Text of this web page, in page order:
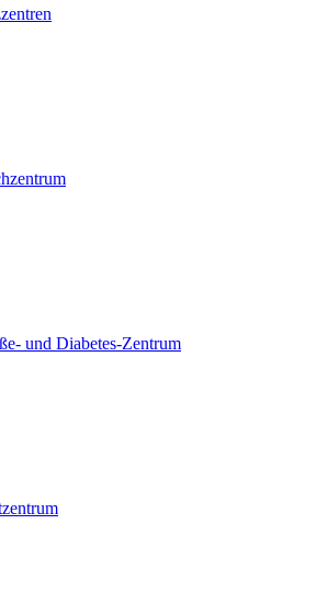
und Diabetes-Zentrum